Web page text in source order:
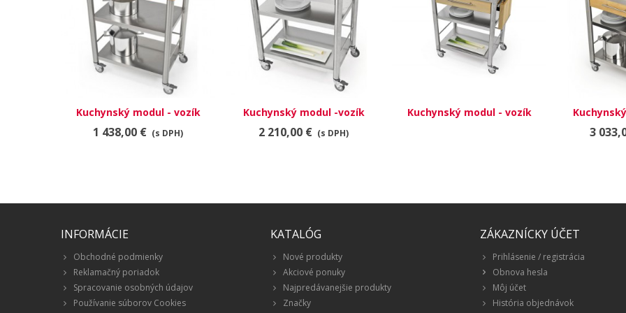
Kuchynský modul - vozík
693700
1 438,00 € (s DPH)
Kuchynský modul -vozík
687701
2 210,00 € (s DPH)
Kuchynský modul - vozík
3
INFORMÁCIE
Obchodné podmienky
Reklamačný poriadok
Spracovanie osobných údajov
Používanie súborov Cookies
KATALÓG
Nové produkty
Akciové ponuky
Najpredávanejšie produkty
Značky
ZÁKAZNÍCKY ÚČET
Prihlásenie / registrácia
Obnova hesla
Môj účet
História objednávok